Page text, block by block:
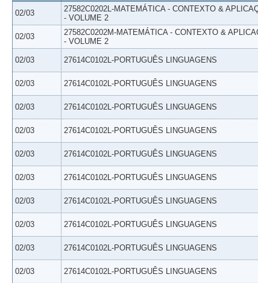
02/03
27582C0202L-MATEMÁTICA - CONTEXTO &
- VOLUME 2
02/03
27582C0202M-MATEMÁTICA - CONTEXTO &
- VOLUME 2
02/03 27614C0102L-PORTUGUÊS LINGUAGENS
02/03 27614C0102L-PORTUGUÊS LINGUAGENS
02/03 27614C0102L-PORTUGUÊS LINGUAGENS
02/03 27614C0102L-PORTUGUÊS LINGUAGENS
02/03 27614C0102L-PORTUGUÊS LINGUAGENS
02/03 27614C0102L-PORTUGUÊS LINGUAGENS
02/03 27614C0102L-PORTUGUÊS LINGUAGENS
02/03 27614C0102L-PORTUGUÊS LINGUAGENS
02/03 27614C0102L-PORTUGUÊS LINGUAGENS
02/03 27614C0102L-PORTUGUÊS LINGUAGENS